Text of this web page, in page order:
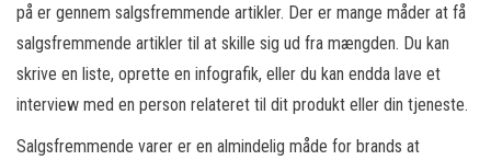
på er gennem salgsfremmende artikler. Der er mange måder at få
salgsfremmende artikler til at skille sig ud fra mængden. Du kan
skrive en liste, oprette en infografik, eller du kan endda lave et
interview med en person relateret til dit produkt eller din tjeneste.
Salgsfremmende varer er en almindelig måde for brands at